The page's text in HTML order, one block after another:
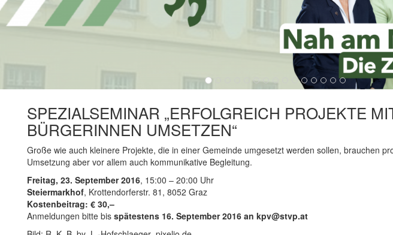
SPEZIALSEMINAR „ERFOLGREICH PROJEKTE
BÜRGERINNEN UMSETZEN“
Große wie auch kleinere Projekte, die in einer Gemeinde umgesetzt werden sollen, brauchen
Umsetzung aber vor allem auch kommunikative Begleitung.
Freitag, 23. September 2016, 15:00 – 20:00 Uhr
Steiermarkhof, Krottendorferstr. 81, 8052 Graz
Kostenbeitrag: € 30,–
Anmeldungen bitte bisspätestens 16. September 2016 an kpv@stvp.at